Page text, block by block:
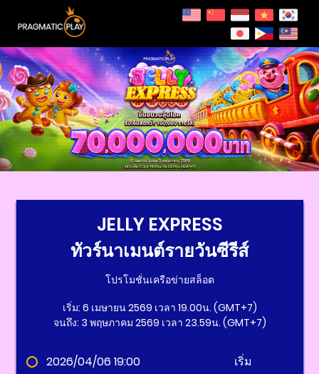
JELLY EXPRESS
ทัวร์นาเมนต์รายวันซีรีส์
โปรโมชั่นเครือข่ายสล็อต
เริ่ม: 6 เมษายน 2569 เวลา 19.00น. (GMT+7)
จนถึง: 3 พฤษภาคม 2569 เวลา 23.59น. (GMT+7)
2026/04/06 19:00 เริ่ม